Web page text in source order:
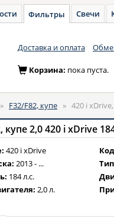
Фильтры Свечи
Доставка и оплата
Корзина: пока пуста.
» F32/F82, купе » 420 i
2,0 420 i xDrive
420 i xDrive
2013 - ...
184 л.с.
2,0 л.